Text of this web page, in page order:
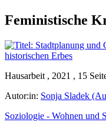
Feministische
Hausarbeit , 2021 , 15
Autor:in: Sonja Sladek
Soziologie - Wohnen und